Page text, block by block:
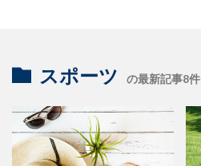
スポーツ の最新記事8件